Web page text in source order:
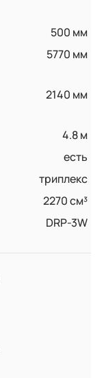
500 мм
5770 мм
2140 мм
4.8 м
есть
триплекс
2270 см³
DRP-3W